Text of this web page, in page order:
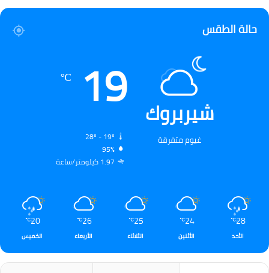
حالة الطقس
شيربروك
غيوم متفرقة
19
℃
95%
1.97 كيلومتر/ساعة
28
℃
الأحد
24
℃
الأثنين
25
℃
الثلاثاء
26
℃
الأربعاء
20
℃
الخميس